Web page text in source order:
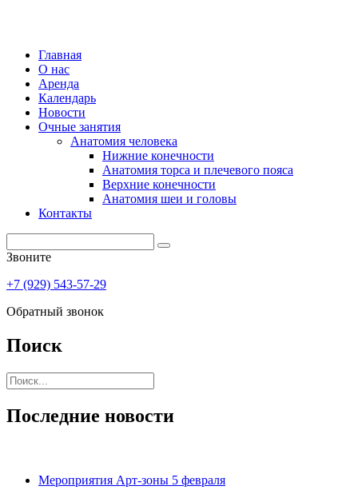
Главная
О нас
Аренда
Календарь
Новости
Очные занятия
Анатомия человека
Нижние конечности
Анатомия торса и плечевого пояса
Верхние конечности
Анатомия шеи и головы
Контакты
Звоните
+7 (929) 543-57-29
Обратный звонок
Поиск
Последние новости
Мероприятия Арт-зоны 5 февраля